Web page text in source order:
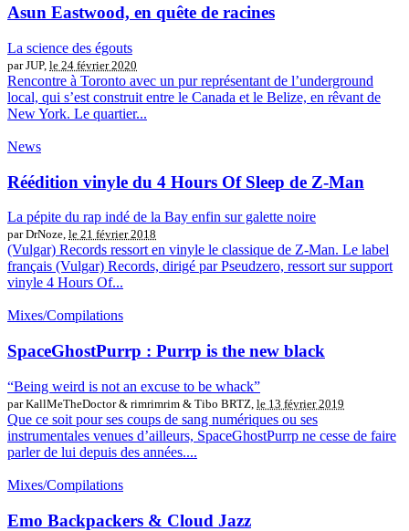
Asun Eastwood, en quête de racines
La science des égouts
par JUP, le 24 février 2020
Rencontre à Toronto avec un pur représentant de l’underground
local, qui s’est construit entre le Canada et le Belize, en rêvant de
New York. Le quartier...
News
Réédition vinyle du 4 Hours Of Sleep de Z-Man
La pépite du rap indé de la Bay enfin sur galette noire
par DrNoze, le 21 février 2018
(Vulgar) Records ressort en vinyle le classique de Z-Man. Le label
français (Vulgar) Records, dirigé par Pseudzero, ressort sur support
vinyle 4 Hours Of...
Mixes/Compilations
SpaceGhostPurrp : Purrp is the new black
“Being weird is not an excuse to be whack”
par KallMeTheDoctor & rimrimrim & Tibo BRTZ, le 13 février 2019
Que ce soit pour ses coups de sang numériques ou ses
instrumentales venues d’ailleurs, SpaceGhostPurrp ne cesse de faire
parler de lui depuis des années....
Mixes/Compilations
Emo Backpackers & Cloud Jazz